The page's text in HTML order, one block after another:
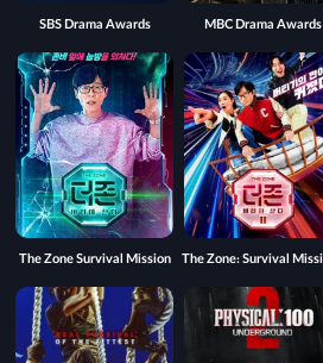
MBC Drama Awards
SBS Drama Awards
The Zone Survival Mission